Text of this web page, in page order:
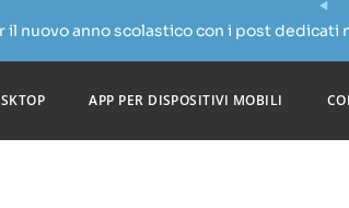
il nuovo anno scolastico con i post dedicati
APP PER DISPOSITIVI MOBILI